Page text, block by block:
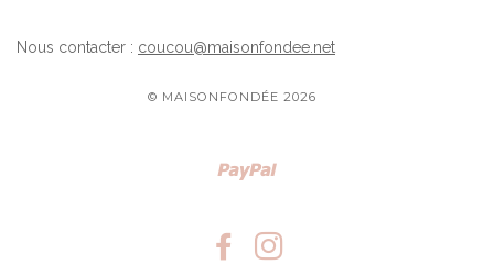
Nous contacter : coucou@maisonfondee.net
© MAISONFONDÉE 2026
FACEBOOK